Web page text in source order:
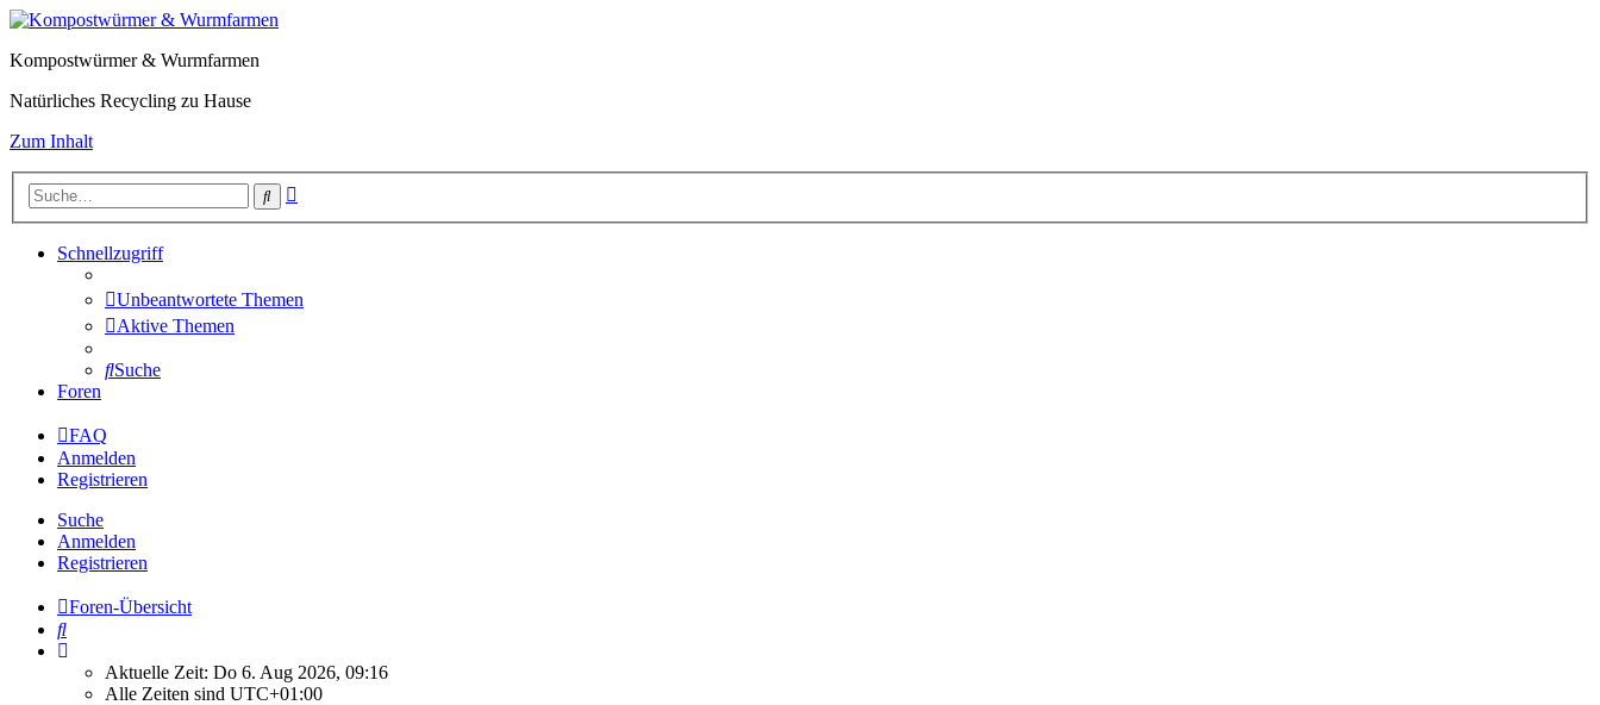
Kompostwürmer & Wurmfarmen
Natürliches Recycling zu Hause
Zum Inhalt
Suche
Schnellzugriff
Unbeantwortete Themen
Aktive Themen
Suche
Foren
FAQ
Anmelden
Registrieren
Suche
Anmelden
Registrieren
Foren-Übersicht
Suche
Aktuelle Zeit: Do 6. Aug 2026, 09:16
Alle Zeiten sind UTC+01:00